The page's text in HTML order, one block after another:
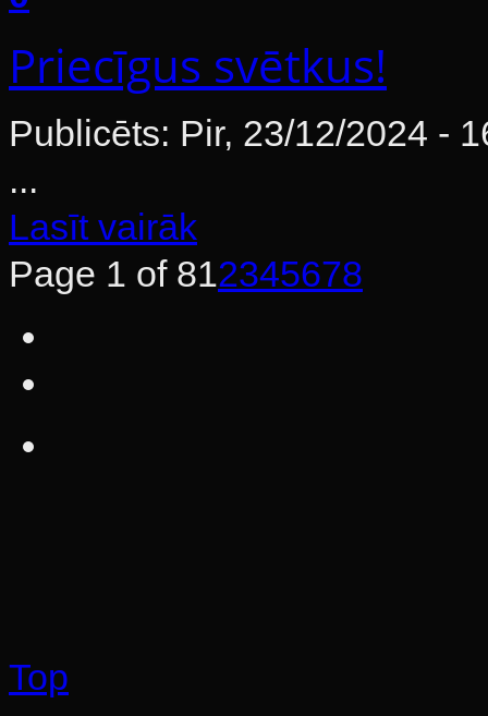
Priecīgus svētkus!
Publicēts: Pir, 23/12/2024 -
...
Lasīt vairāk
Page 1 of 812345678
Top